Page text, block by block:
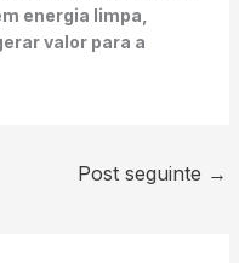
energia limpa,
valor para a
Post seguinte →